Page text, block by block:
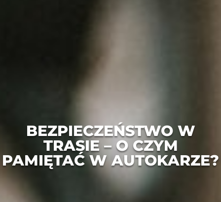
BEZPIECZEŃSTWO W
TRASIE – O CZYM
PAMIĘTAĆ W AUTOKARZE?